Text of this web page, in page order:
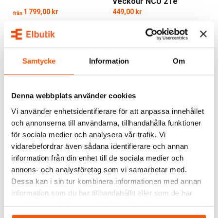
Samtycke Information Om
Denna webbplats använder cookies
Vi använder enhetsidentifierare för att anpassa innehållet
och annonserna till användarna, tillhandahålla funktioner
för sociala medier och analysera vår trafik. Vi
vidarebefordrar även sådana identifierare och annan
information från din enhet till de sociala medier och
annons- och analysföretag som vi samarbetar med.
Dessa kan i sin tur kombinera informationen med annan
information som du har tillhandahållit eller som de har
kombinationer – vilket gör dem lika passande för
Energieffektivitet med klimatfokus
Alla Nobo-produkter är utvecklade med fokus på låg
minskar du onödig drift. Nobo arbetar också med
produktutveckling – vilket gör dem till ett miljövänligt
alternativ på värmemarknaden.
Flera modeller är dessutom kompatibla med elnätets
lastbalansering, vilket gör dem framtidssäkrade i takt med att
energimarknaden förändras. Välj en Nobo
badrumsvärmareför energieffektiv komfort i våtutrymmen,
ellerkonvektor med frostvakttill sommarhuset.
från 1 799,00 kr 449,00 kr
LÄGG I VARUKORG
Nobö Silent C4HTR
Badrumsfläkt
Nobö
1 095,00 kr
Nobö Front Radiator
Nobö
från1 699,00 kr